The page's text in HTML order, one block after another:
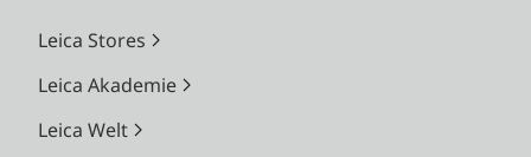
Leica Stores
Leica Akademie
Leica Welt